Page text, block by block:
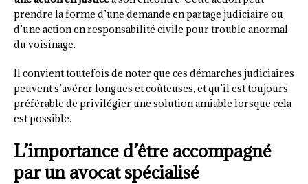
prendre la forme d’une demande en partage judiciaire ou
d’une action en responsabilité civile pour trouble anormal
du voisinage.
Il convient toutefois de noter que ces démarches judiciaires
peuvent s’avérer longues et coûteuses, et qu’il est toujours
préférable de privilégier une solution amiable lorsque cela
est possible.
L’importance d’être accompagné
par un avocat spécialisé